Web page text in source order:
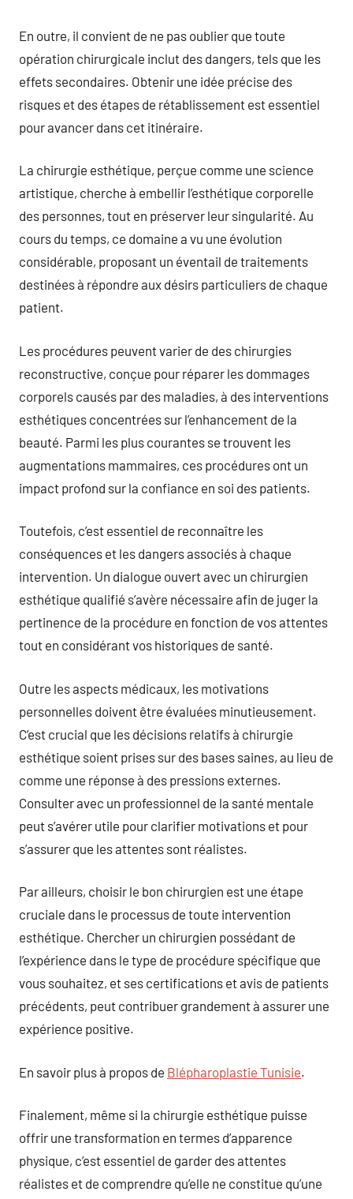
En outre, il convient de ne pas oublier que toute
opération chirurgicale inclut des dangers, tels que les
effets secondaires. Obtenir une idée précise des
risques et des étapes de rétablissement est essentiel
pour avancer dans cet itinéraire.
La chirurgie esthétique, perçue comme une science
artistique, cherche à embellir l’esthétique corporelle
des personnes, tout en préserver leur singularité. Au
cours du temps, ce domaine a vu une évolution
considérable, proposant un éventail de traitements
destinées à répondre aux désirs particuliers de chaque
patient.
Les procédures peuvent varier de des chirurgies
reconstructive, conçue pour réparer les dommages
corporels causés par des maladies, à des interventions
esthétiques concentrées sur l’enhancement de la
beauté. Parmi les plus courantes se trouvent les
augmentations mammaires, ces procédures ont un
impact profond sur la confiance en soi des patients.
Toutefois, c’est essentiel de reconnaître les
conséquences et les dangers associés à chaque
intervention. Un dialogue ouvert avec un chirurgien
esthétique qualifié s’avère nécessaire afin de juger la
pertinence de la procédure en fonction de vos attentes
tout en considérant vos historiques de santé.
Outre les aspects médicaux, les motivations
personnelles doivent être évaluées minutieusement.
C’est crucial que les décisions relatifs à chirurgie
esthétique soient prises sur des bases saines, au lieu de
comme une réponse à des pressions externes.
Consulter avec un professionnel de la santé mentale
peut s’avérer utile pour clarifier motivations et pour
s’assurer que les attentes sont réalistes.
Par ailleurs, choisir le bon chirurgien est une étape
cruciale dans le processus de toute intervention
esthétique. Chercher un chirurgien possédant de
l’expérience dans le type de procédure spécifique que
vous souhaitez, et ses certifications et avis de patients
précédents, peut contribuer grandement à assurer une
expérience positive.
En savoir plus à propos de Blépharoplastie Tunisie.
Finalement, même si la chirurgie esthétique puisse
offrir une transformation en termes d’apparence
physique, c’est essentiel de garder des attentes
réalistes et de comprendre qu’elle ne constitue qu’une